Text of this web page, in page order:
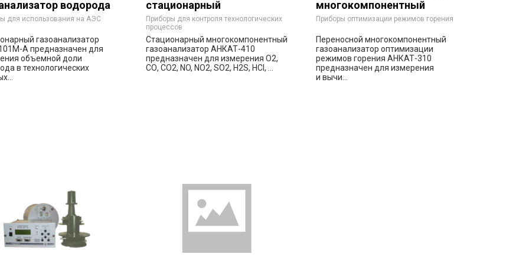
водорода
1101М-А
для использования на АЭС
газоанализатор
А предназначен для
объемной доли
в технологических
стационарный
многокомпонентный
газоанализатор
промышленных выбросов
Приборы для контроля технологических
процессов
Стационарный многокомпонентный
газоанализатор АНКАТ-410
предназначен для измерения О2,
СО, СО2, NO, NO2, SO2, H2S, HCl, ...
многокомпонентный
газоанализатор
горения
Приборы оптимизации режимов горения
Переносной многокомпонентный
газоанализатор оптимизации
режимов горения АНКАТ-310
предназначен для измерения
и вычи...